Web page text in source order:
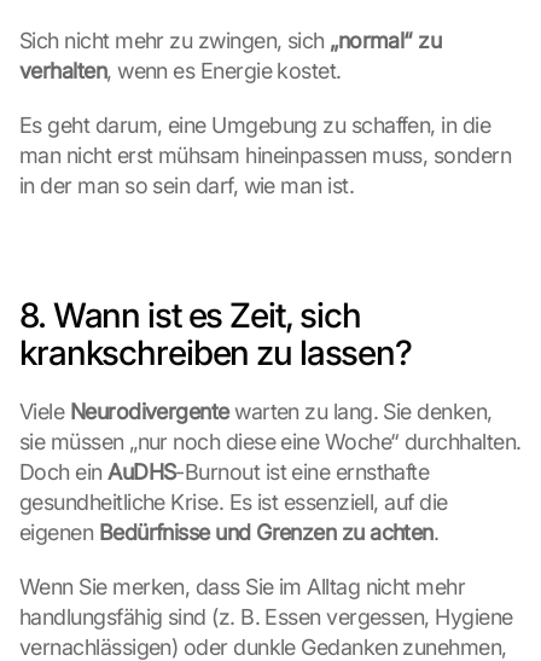
Sich nicht mehr zu zwingen, sich „normal“ zu
verhalten, wenn es Energie kostet.
Es geht darum, eine Umgebung zu schaffen, in die
man nicht erst mühsam hineinpassen muss, sondern
in der man so sein darf, wie man ist.
8. Wann ist es Zeit, sich
krankschreiben zu lassen?
Viele Neurodivergente warten zu lang. Sie denken,
sie müssen „nur noch diese eine Woche“ durchhalten.
Doch ein AuDHS-Burnout ist eine ernsthafte
gesundheitliche Krise. Es ist essenziell, auf die
eigenen Bedürfnisse und Grenzen zu achten.
Wenn Sie merken, dass Sie im Alltag nicht mehr
handlungsfähig sind (z. B. Essen vergessen, Hygiene
vernachlässigen) oder dunkle Gedanken zunehmen,
p
-
a
r
t
e
:
u
r
c
K
l
c
k
e